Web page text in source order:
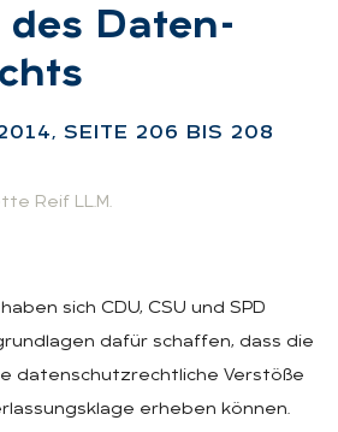
des Da­ten­
SEI­TE 206 BIS 208
Reif LL.M.
sich CDU, CSU und SPD
dafür schaffen, dass die
datenschutzrechtliche Verstöße
erheben können.